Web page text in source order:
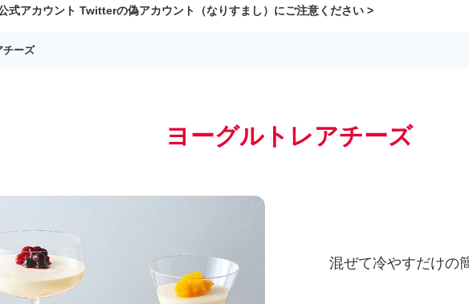
式アカウント Twitterの偽アカウント（なりすまし）にご注意ください >
チーズ
ヨーグルトレアチーズ
混ぜて冷やすだけの